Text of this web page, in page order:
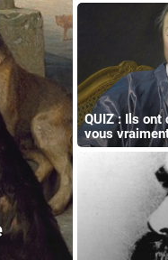
QUIZ : Ils ont
vous